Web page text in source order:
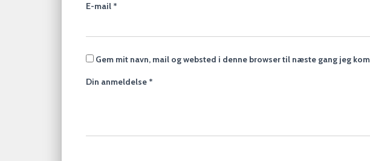
E-mail *
Gem mit navn, mail og websted i denne browser til næste gang jeg
Din anmeldelse *